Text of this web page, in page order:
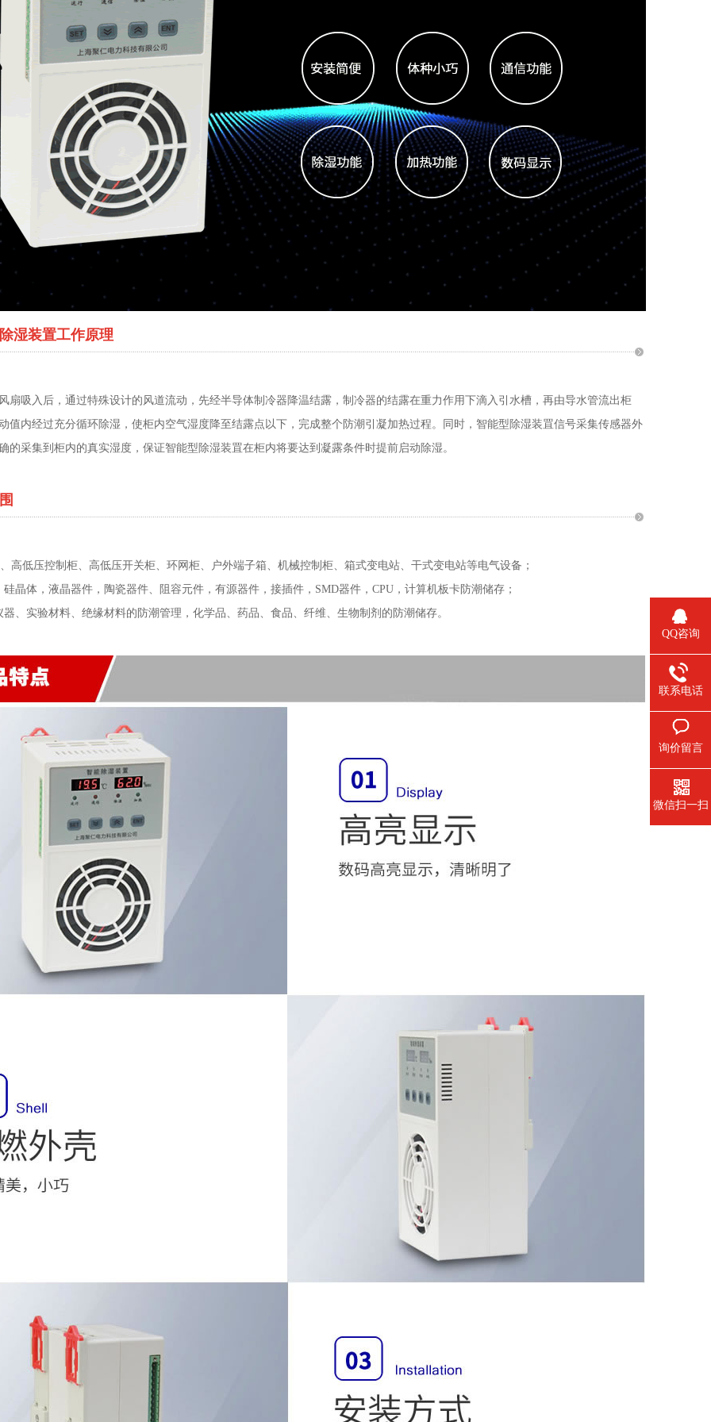
湿装置工作原理
扇吸入后，通过特殊设计的风道流动，先经半导体制冷器降温结露，制冷器的结露在重力作用下滴入引水槽，再由导水管流出柜
值内经过充分循环除湿，使柜内空气湿度降至结露点以下，完成整个防潮引凝加热过程。同时，智能型除湿装罝信号采集传感器外
的采集到柜内的真实湿度，保证智能型除湿装罝在柜内将要达到凝露条件时提前启动除湿。
高低压控制柜、高低压开关柜、环网柜、户外端子箱、机械控制柜、箱式变电站、干式变电站等电气设备；
硅晶体，液晶器件，陶瓷器件、阻容元件，有源器件，接插件，SMD器件，CPU，计算机板卡防潮储存；
器、实验材料、绝缘材料的防潮管理，化学品、药品、食品、纤维、生物制剂的防潮储存。
QQ咨询
联系电话
询价留言
微信扫一扫